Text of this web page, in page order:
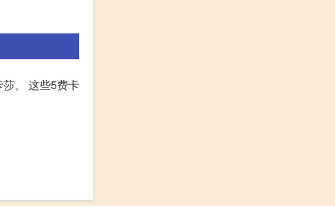
。 这些5费卡